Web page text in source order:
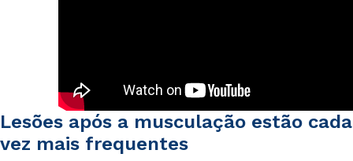
Lesões após a musculação estão cada
vez mais frequentes